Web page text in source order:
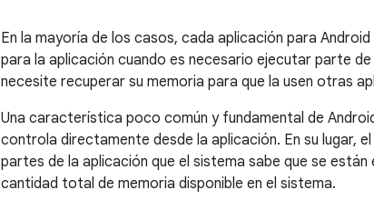
En la mayoría de los casos, cada aplicación para
para la aplicación cuando es necesario ejecutar parte
necesite recuperar su memoria para que la usen otras
Una característica poco común y fundamental de
controla directamente desde la aplicación. En su lugar,
partes de la aplicación que el sistema sabe que se
cantidad total de memoria disponible en el sistema.